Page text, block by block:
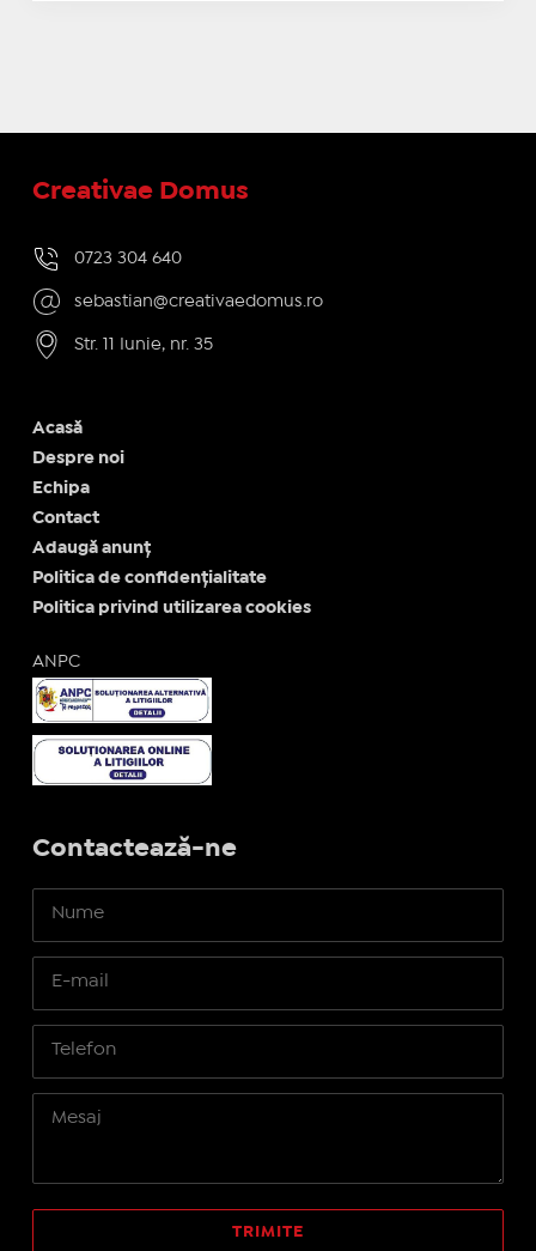
Creativae Domus
0723 304 640
sebastian@creativaedomus.ro
Str. 11 Iunie, nr. 35
Acasă
Despre noi
Echipa
Contact
Adaugă anunț
Politica de confidențialitate
Politica privind utilizarea cookies
ANPC
Contactează-ne